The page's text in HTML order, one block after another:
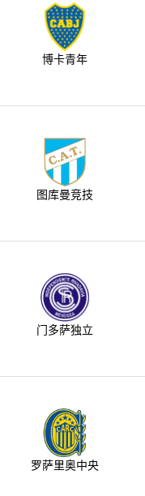
博卡青年
图库曼竞技
门多萨独立
罗萨里奥中央